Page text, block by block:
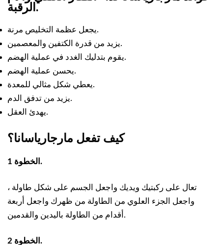
الرقبة.
يجعل عظمة التخليص مرنة.
يزيد من قدرة الكتفين والمعصمين.
يقوم بتدليك الغدد في عملية الهضم.
يحسن عملية الهضم.
يعطي شكل مثالي للمعدة.
يزيد من تدفق الدم.
يهدئ العقل.
كيف تفعل مارجارياسانا؟
الخطوة 1.
تعال على ركبتيك ويديك واجعل الجسم على شكل طاولة ،
واجعل الجزء العلوي من الطاولة من ظهرك واجعل أربعة
أقدام من الطاولة باليدين والقدمين.
الخطوة 2.